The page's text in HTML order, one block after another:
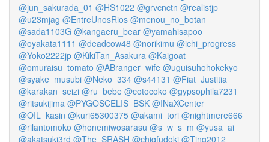
@jun_sakurada_01 @HS1022 @grvcnctn @realistjp
@u23mjag @EntreUnosRios @menou_no_botan
@sada1103G @kangaeru_bear @yamahisapoo
@oyakata1111 @deadcow48 @norikimu @ichi_progress
@Yoko2222jp @KikiTan_Asakura @Kaigoat
@omuraisu_tomato @ABranger_wife @uguisuhohokekyo
@syake_musubi @Neko_334 @s44131 @Fiat_Justitia
@karakan_seizi @ru_bebe @cotocoko @gypsophila7231
@ritsukijima @PYGOSCELIS_BSK @INaXCenter
@OIL_kasin @kuri65300375 @akami_tori @nightmere666
@rilantomoko @honemiwosarasu @s_w_s_m @yusa_ai
@akatsuki3rd @The_SRASH @chiqfudoki @Ting2012